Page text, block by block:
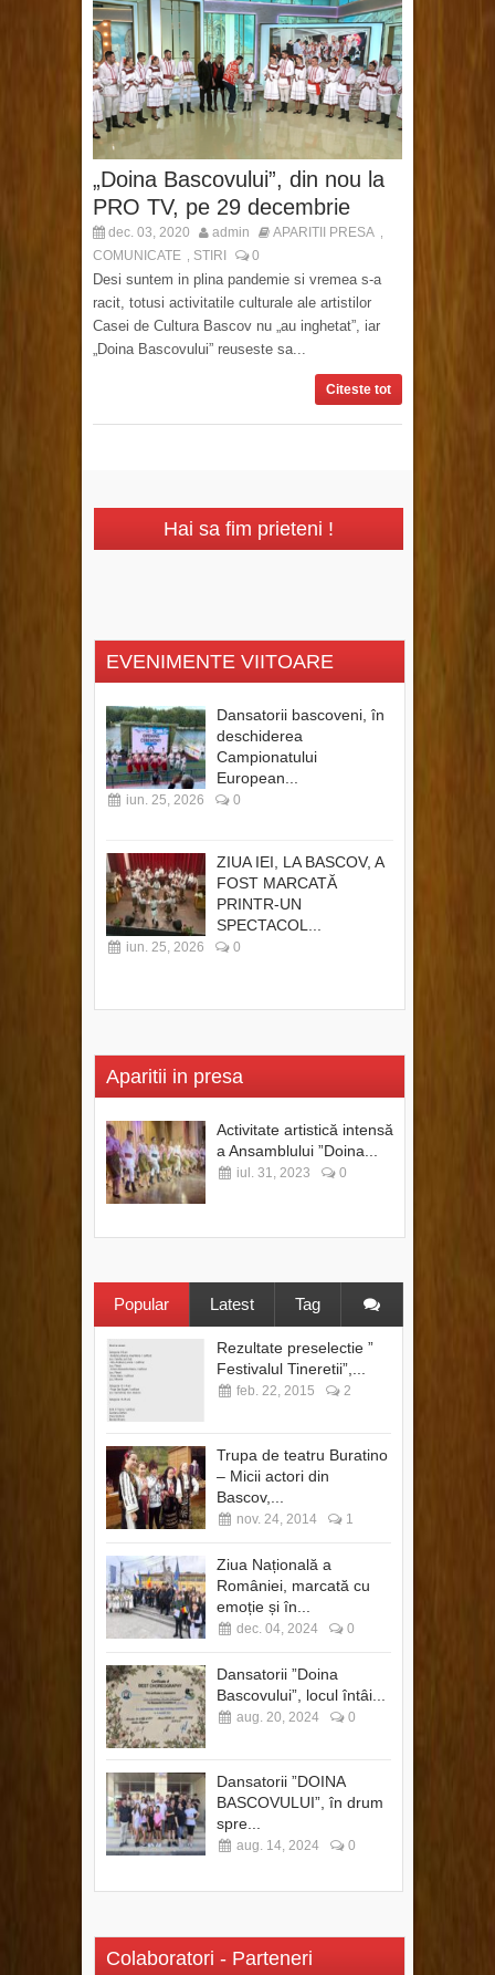
„Doina Bascovului”, din nou la
PRO TV, pe 29 decembrie
dec. 03, 2020 admin APARITII PRESA
COMUNICATE STIRI 0
Desi suntem in plina pandemie si vremea s-a
racit, totusi activitatile culturale ale artistilor
Casei de Cultura Bascov nu „au inghetat”, iar
„Doina Bascovului” reuseste sa...
Citeste tot
Hai sa fim prieteni !
EVENIMENTE VIITOARE
Dansatorii bascoveni, în
deschiderea
Campionatului
European...
iun. 25, 2026 0
ZIUA IEI, LA BASCOV, A
FOST MARCATĂ
PRINTR-UN
SPECTACOL...
iun. 25, 2026 0
Aparitii in presa
Activitate artistică intensă
a Ansamblului ”Doina...
iul. 31, 2023 0
Popular Latest Tag
Rezultate preselectie ”
Festivalul Tineretii”,...
feb. 22, 2015 2
Trupa de teatru Buratino
– Micii actori din
Bascov,...
nov. 24, 2014 1
Ziua Națională a
României, marcată cu
emoție și în...
dec. 04, 2024 0
Dansatorii ”Doina
Bascovului”, locul întâi...
aug. 20, 2024 0
Dansatorii ”DOINA
BASCOVULUI”, în drum
spre...
aug. 14, 2024 0
Colaboratori - Parteneri